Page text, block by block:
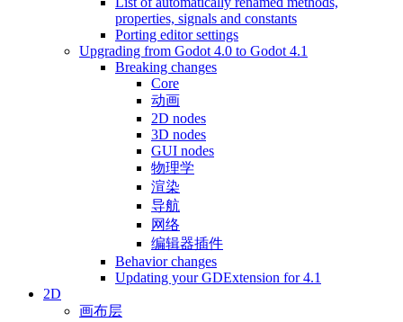
properties, signals and constants
Porting editor settings
Upgrading from Godot 4.0 to Godot 4.1
Breaking changes
Core
动画
2D nodes
3D nodes
GUI nodes
物理学
渲染
导航
网络
编辑器插件
Behavior changes
Updating your GDExtension for 4.1
2D
画布层